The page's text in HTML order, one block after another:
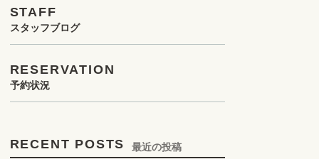
STAFF
スタッフブログ
RESERVATION
予約状況
RECENT POSTS 最近の投稿